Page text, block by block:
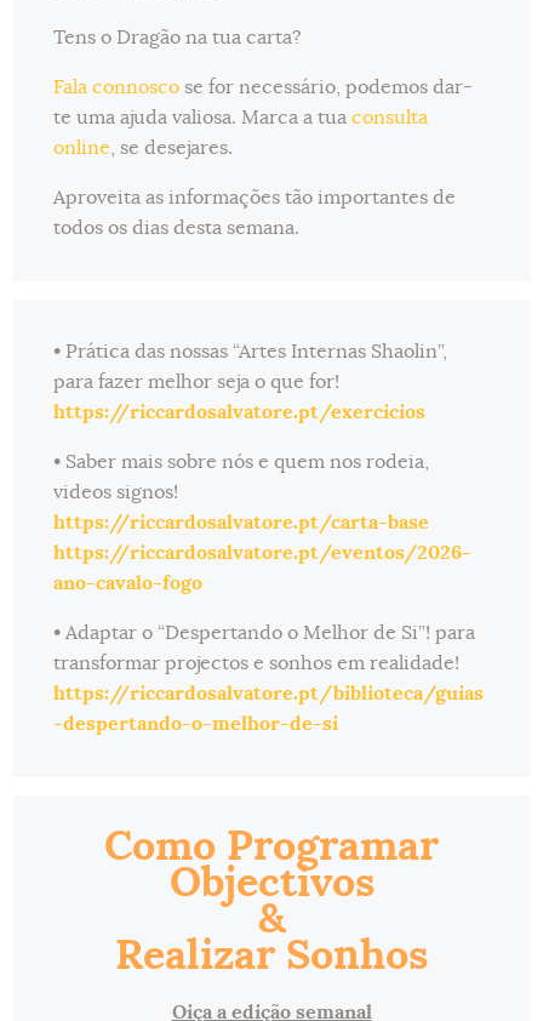
Tens o Dragão na tua carta?
Fala connosco se for necessário, podemos dar-
te uma ajuda valiosa. Marca a tuaconsulta
online , se desejares.
Aproveita as informações tão importantes de
todos os dias desta semana.
• Prática das nossas “Artes Internas Shaolin”,
para fazer melhor seja o que for!
https://riccardosalvatore.pt/exercicios
• Saber mais sobre nós e quem nos rodeia,
videos signos!
https://riccardosalvatore.pt/carta-base
https://riccardosalvatore.pt/eventos/2026-
ano-cavalo-fogo
• Adaptar o “Despertando o Melhor de Si”! para
transformar projectos e sonhos em realidade!
https://riccardosalvatore.pt/biblioteca/guias
-despertando-o-melhor-de-si
Como Programar
Objectivos
&
Realizar Sonhos
Oiça a edição semanal